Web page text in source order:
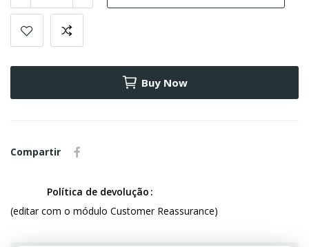
Buy Now
Compartir
Política de devolução
(editar com o módulo Customer Reassurance)